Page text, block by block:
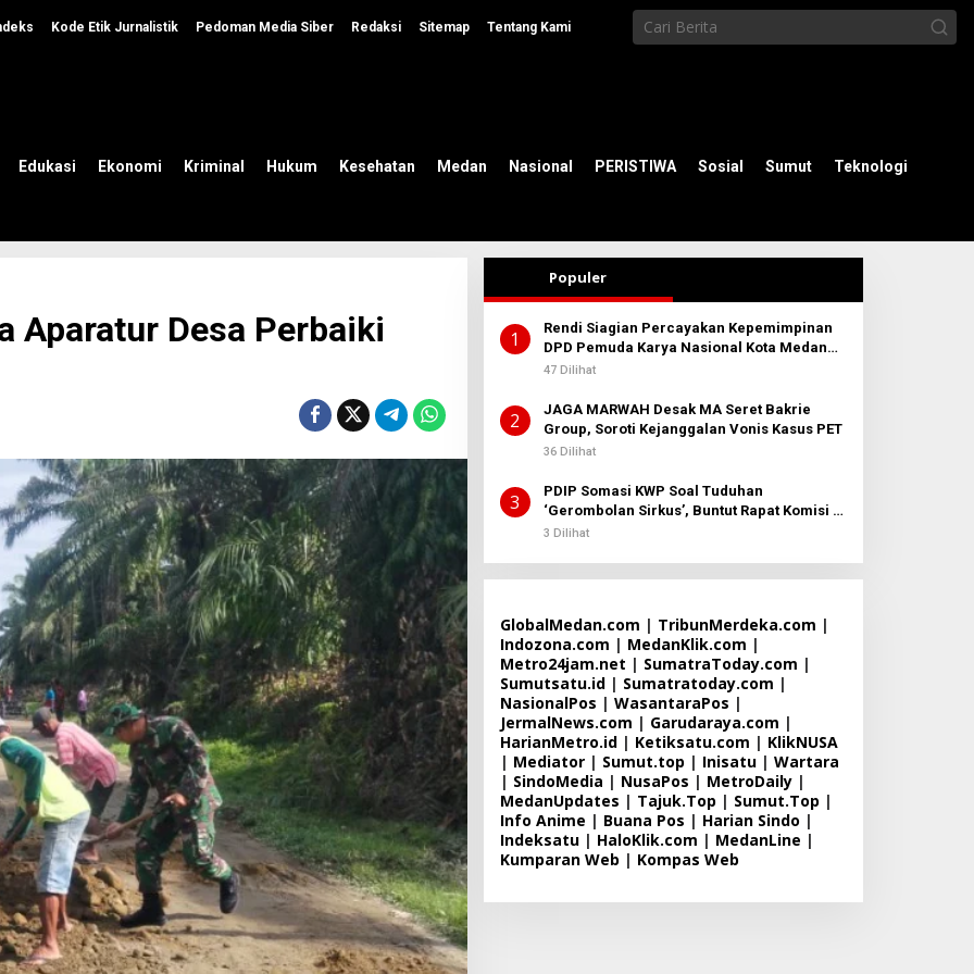
Kode Etik Jurnalistik Pedoman Media Siber Redaksi Sitemap Tentang Kami
Edukasi Ekonomi Kriminal Hukum Kesehatan Medan Nasional PERISTIWA Sosial Sumut Teknologi
Aparatur Desa Perbaiki
Populer
1
Rendi Siagian Percayakan Kepemimpinan
DPD Pemuda Karya Nasional Kota Medan
kepada Josef Sembiring
47 Dilihat
2
JAGA MARWAH Desak MA Seret Bakrie
Group, Soroti Kejanggalan Vonis Kasus PET
36 Dilihat
3
PDIP Somasi KWP Soal Tuduhan
‘Gerombolan Sirkus’, Buntut Rapat Komisi II
Dipimpin Sufmi Dasco Ahmad
3 Dilihat
GlobalMedan.com | TribunMerdeka.com |
Indozona.com | MedanKlik.com |
Metro24jam.net | SumatraToday.com |
Sumutsatu.id| Sumatratoday.com |
NasionalPos | WasantaraPos |
JermalNews.com | Garudaraya.com |
HarianMetro.id| Ketiksatu.com | KlikNUSA
| Mediator| Sumut.top | Inisatu| Wartara
| SindoMedia | NusaPos | MetroDaily|
MedanUpdates | Tajuk.Top | Sumut.Top |
Info Anime | Buana Pos | Harian Sindo |
Indeksatu| HaloKlik.com | MedanLine |
Kumparan Web | Kompas Web